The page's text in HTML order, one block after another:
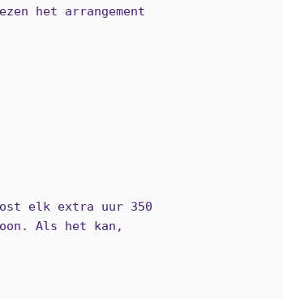
het arrangement
elk extra uur 350
Als het kan,